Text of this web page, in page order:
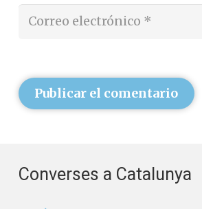
Publicar el comentario
Converses a Catalunya